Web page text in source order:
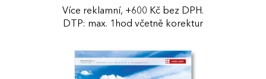
Více reklamní, +600 Kč bez DPH.
DTP: max. 1hod včetně korektur